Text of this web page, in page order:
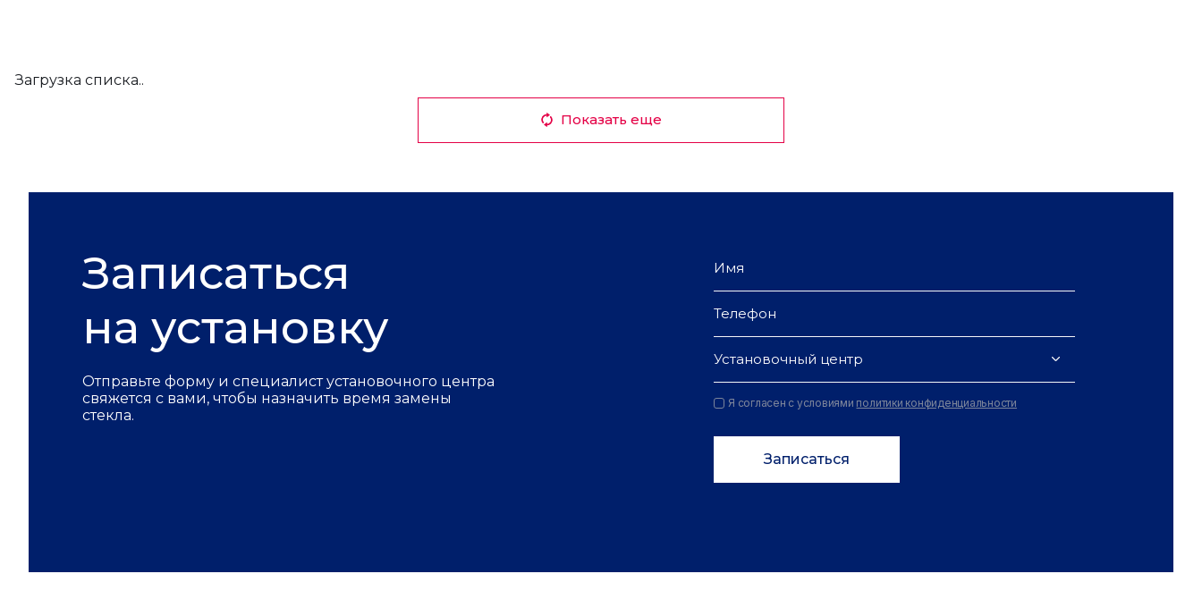
Загрузка списка..
Показать еще
Записаться
на установку
Отправьте форму и специалист установочного центра
свяжется с вами, чтобы назначить время замены
стекла.
Установочный центр
Я согласен с условиями политики конфиденциальности
Записаться